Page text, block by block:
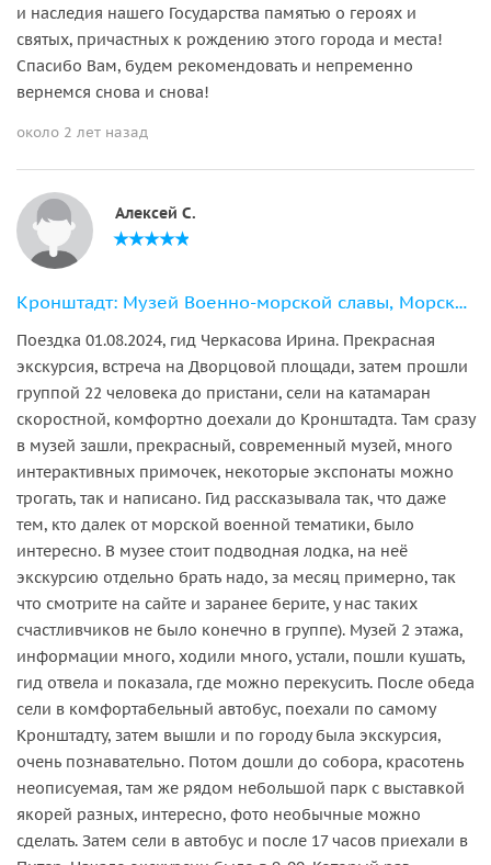
и наследия нашего Государства памятью о героях и
святых, причастных к рождению этого города и места!
Спасибо Вам, будем рекомендовать и непременно
вернемся снова и снова!
около 2 лет назад
Алексей С.
Кронштадт: Музей Военно-морской славы, Морской собор + метеор
Поездка 01.08.2024, гид Черкасова Ирина. Прекрасная
экскурсия, встреча на Дворцовой площади, затем прошли
группой 22 человека до пристани, сели на катамаран
скоростной, комфортно доехали до Кронштадта. Там сразу
в музей зашли, прекрасный, современный музей, много
интерактивных примочек, некоторые экспонаты можно
трогать, так и написано. Гид рассказывала так, что даже
тем, кто далек от морской военной тематики, было
интересно. В музее стоит подводная лодка, на неё
экскурсию отдельно брать надо, за месяц примерно, так
что смотрите на сайте и заранее берите, у нас таких
счастливчиков не было конечно в группе). Музей 2 этажа,
информации много, ходили много, устали, пошли кушать,
гид отвела и показала, где можно перекусить. После обеда
сели в комфортабельный автобус, поехали по самому
Кронштадту, затем вышли и по городу была экскурсия,
очень познавательно. Потом дошли до собора, красотень
неописуемая, там же рядом небольшой парк с выставкой
якорей разных, интересно, фото необычные можно
сделать. Затем сели в автобус и после 17 часов приехали в